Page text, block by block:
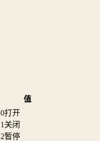
值
0打开
1 关闭
2暂停